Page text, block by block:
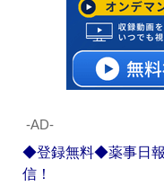
‐AD‐
◆登録無料◆薬事日
信！